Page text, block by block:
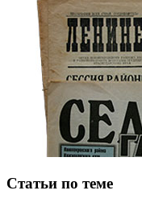
Статьи по теме